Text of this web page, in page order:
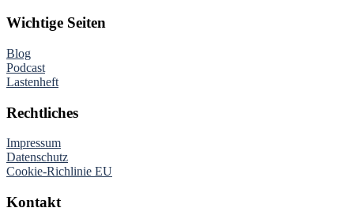
Wichtige Seiten
Blog
Podcast
Lastenheft
Rechtliches
Impressum
Datenschutz
Cookie-Richlinie EU
Kontakt